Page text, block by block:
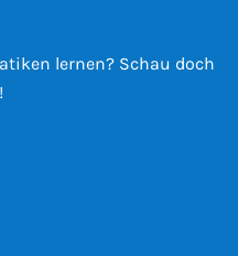
lernen? Schau doch